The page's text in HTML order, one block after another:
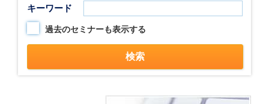
キーワード
過去のセミナーも表示する